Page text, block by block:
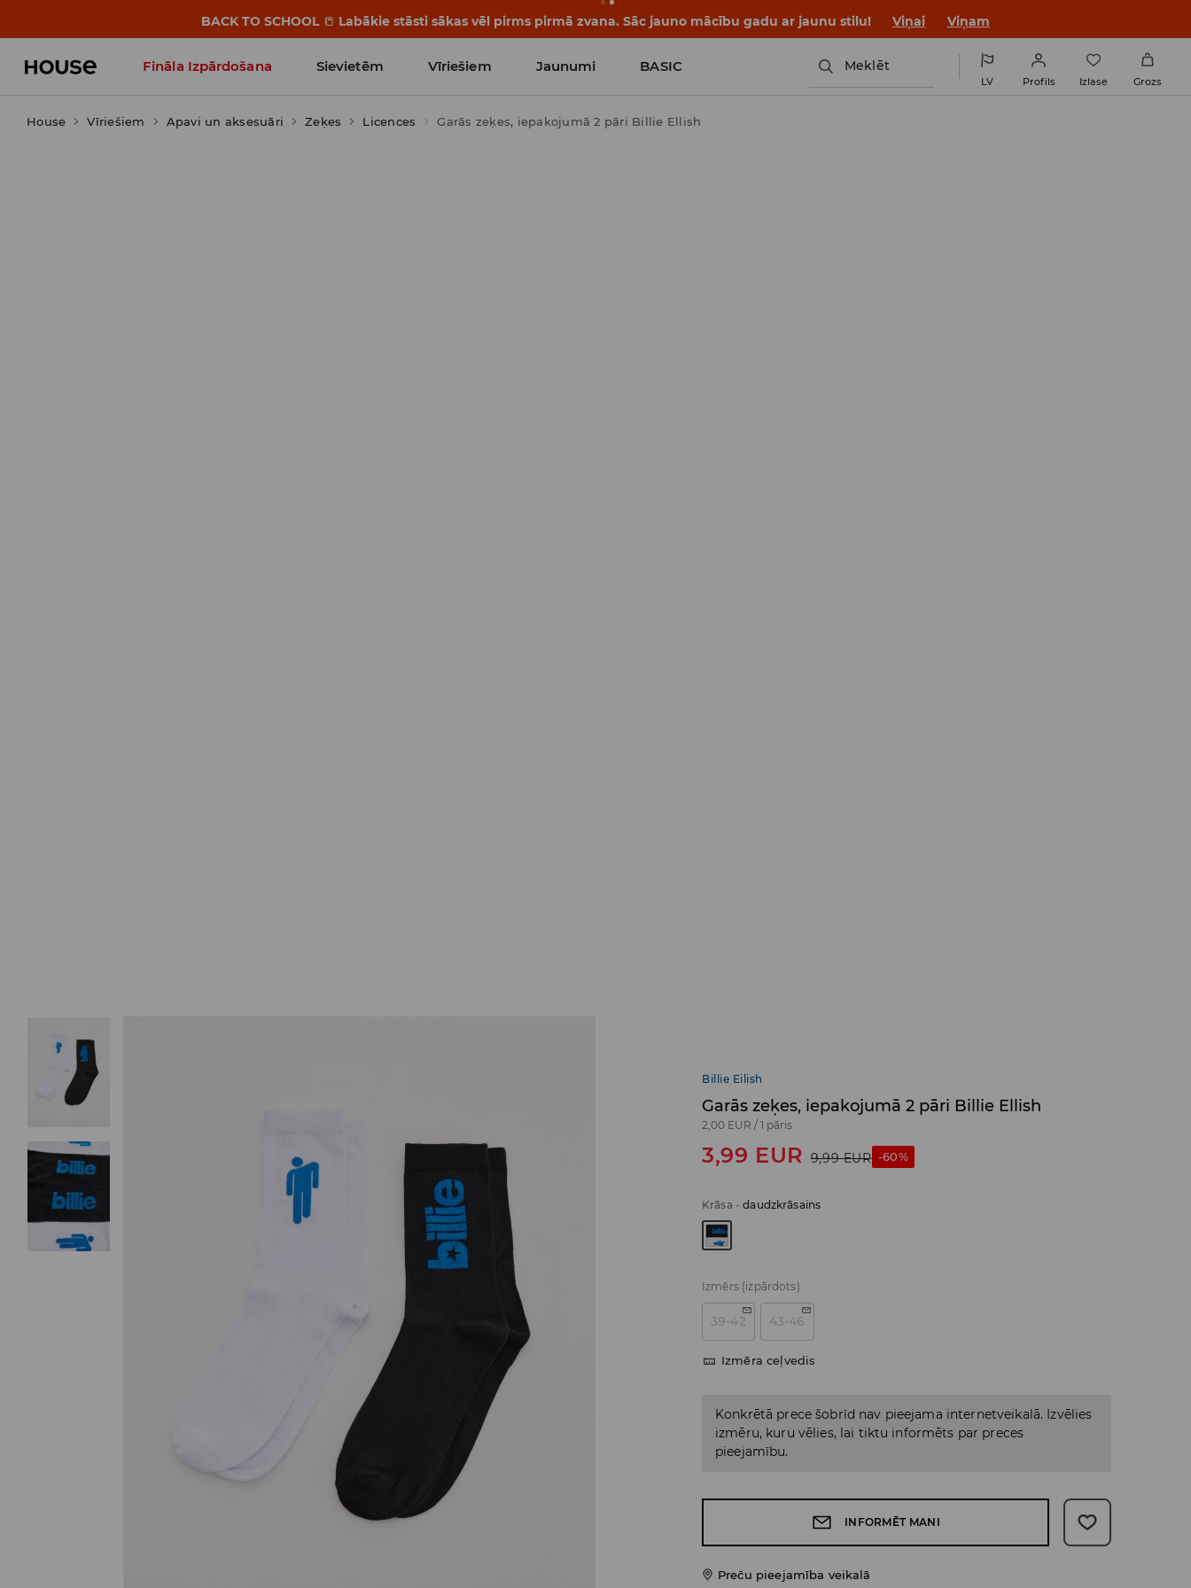
BACK TO SCHOOL 📒 Labākie stāsti sākas vēl pirms pirmā zvana. Sāc jauno mācību gadu ar jaunu stilu! Viņai Viņam
Fināla Izpārdošana Sievietēm Vīriešiem Jaunumi BASIC
Influencers' Faves
Meklēt
LV Profils Izlase Grozs
House Vīriešiem Apavi un aksesuāri Zeķes Licences Garās zeķes, iepakojumā 2 pāri Billie Ellish
Billie Eilish
Garās zeķes, iepakojumā 2 pāri Billie Ellish
2,00 EUR / 1 pāris
3,99 EUR 9,99 EUR -60%
Krāsa -daudzkrāsains
Izmērs (izpārdots)
39-42 43-46
Izmēra ceļvedis
Konkrētā prece šobrīd nav pieejama internetveikalā. Izvēlies
izmēru, kuru vēlies, lai tiktu informēts par preces
pieejamību.
INFORMĒT MANI
Preču pieejamība veikalā